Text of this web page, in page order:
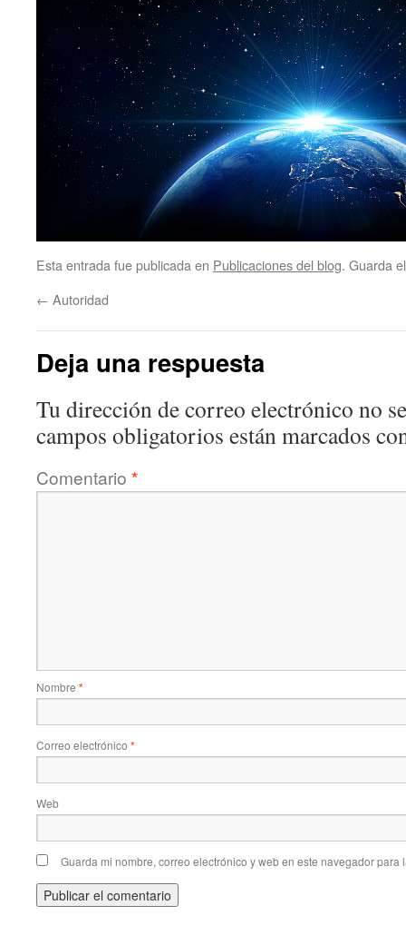
Esta entrada fue publicada en Publicaciones del blog. Guarda
← Autoridad
Deja una respuesta
Tu dirección de correo electrónico no
campos obligatorios están marcados
Comentario *
Nombre *
Correo electrónico *
Web
Guarda mi nombre, correo electrónico y web en este navegador para